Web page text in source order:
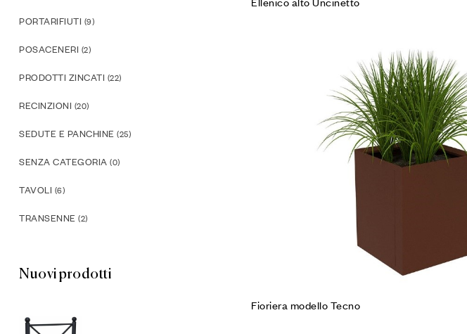
Fioriera modello Tecno
PORTARIFIUTI (9)
POSACENERI (2)
PRODOTTI ZINCATI (22)
RECINZIONI (20)
SEDUTE E PANCHINE (25)
SENZA CATEGORIA (0)
TAVOLI (6)
TRANSENNE (2)
Nuovi prodotti